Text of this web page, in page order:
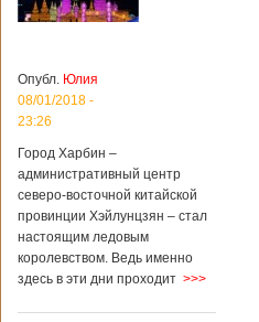
Опубл. Юлия
08/01/2018 -
23:26
Город Харбин –
административный центр
северо-восточной китайской
провинции Хэйлунцзян – стал
настоящим ледовым
королевством. Ведь именно
здесь в эти дни проходит >>>